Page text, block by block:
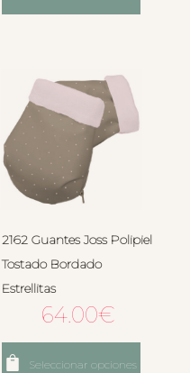
2162 Guantes Joss Polipiel
Tostado Bordado
Estrellitas
64.00€
Seleccionar opciones